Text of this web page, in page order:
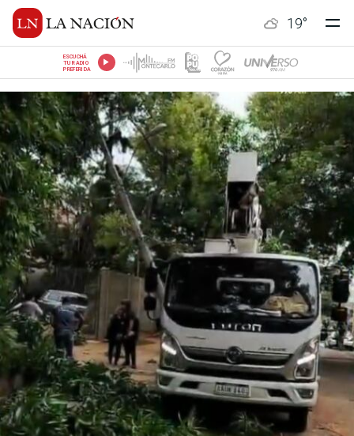
19°
ESCUCHÁ
TU RADIO
PREFERIDA